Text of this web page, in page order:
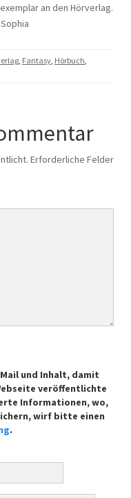
an den Hörverlag.
, Fantasy, Hörbuch,
Erforderliche Felder
und Inhalt, damit
veröffentlichte
Informationen, wo,
wirf bitte einen
.